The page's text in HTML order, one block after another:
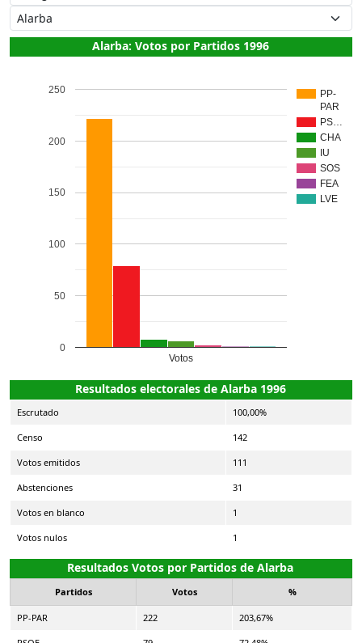
Alarba: Votos por Partidos 1996
PP-
PAR
PS…
CHA
IU
SOS
FEA
LVE
Votos
0
50
100
150
200
250
Resultados electorales de Alarba 1996
Escrutado 100,00%
Censo 142
Votos emitidos 111
Abstenciones 31
Votos en blanco 1
Votos nulos 1
Resultados Votos por Partidos de Alarba
Partidos Votos %
PP-PAR 222 203,67%